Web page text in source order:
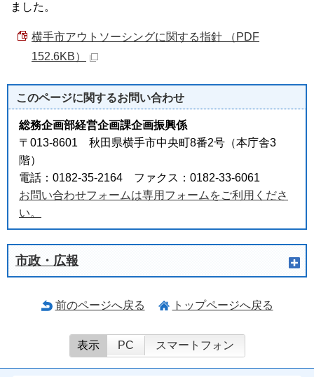
ました。
横手市アウトソーシングに関する指針 （PDF
152.6KB）
このページに関するお問い合わせ
総務企画部経営企画課企画振興係
〒013-8601 秋田県横手市中央町8番2号（本庁舎3
階）
電話：0182-35-2164 ファクス：0182-33-6061
お問い合わせフォームは専用フォームをご利用くださ
い。
市政・広報
前のページへ戻る トップページへ戻る
表示 PC スマートフォン